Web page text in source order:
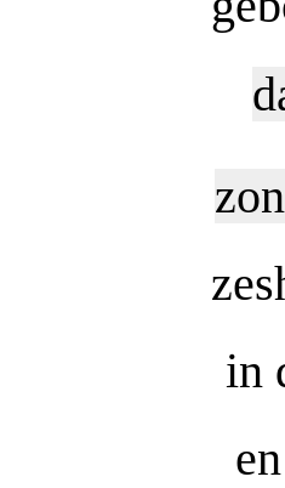
in